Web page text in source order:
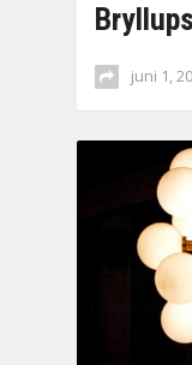
juni 1,